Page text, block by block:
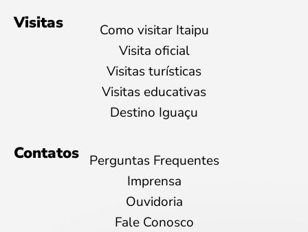
Visitas
Como visitar Itaipu
Visita oficial
Visitas turísticas
Visitas educativas
Destino Iguaçu
Contatos
Perguntas Frequentes
Imprensa
Ouvidoria
Fale Conosco